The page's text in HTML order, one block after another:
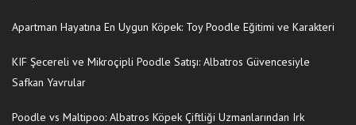
Apartman Hayatına En Uygun Köpek: Toy Poodle Eğitimi ve Karakteri
KIF Şecereli ve Mikroçipli Poodle Satışı: Albatros Güvencesiyle
Safkan Yavrular
Poodle vs Maltipoo: Albatros Köpek Çiftliği Uzmanlarından Irk